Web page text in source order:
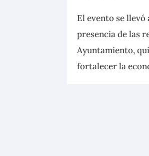
El evento se
presencia de las
Ayuntamiento,
fortalecer la